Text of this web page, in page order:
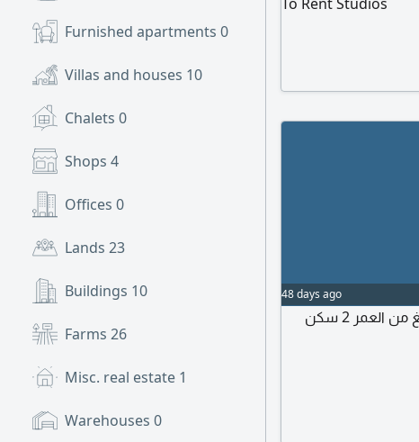
Furnished apartments 0
Villas and houses 10
Chalets 0
Shops 4
Offices 0
Lands 23
Buildings 10
Farms 26
Misc. real estate 1
Warehouses 0
48 days ago
ابحث عن سكن مشترك معي عائلة أم وطفلي البالغ من العمر 2 سكن